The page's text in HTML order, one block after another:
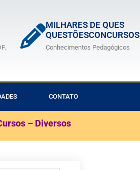
MILHARES DE QUES
QUESTÕESCONCURSOS
Conhecimentos Pedagógicos
CONTATO
– Diversos